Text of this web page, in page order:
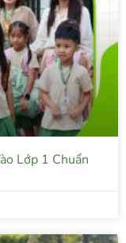
Lớp 1 Chuẩn